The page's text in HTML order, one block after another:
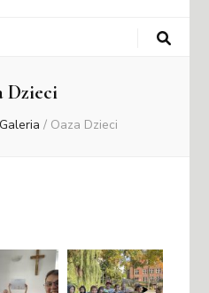
Dzieci
Galeria / Oaza Dzieci